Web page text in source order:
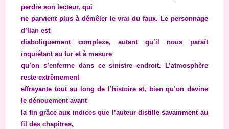
perdre son lecteur, qui
ne parvient plus à démêler le vrai du faux. Le personnage
d’Ilan est
diaboliquement complexe, autant qu’il nous paraît
inquiétant au fur et à mesure
qu’on s’enferme dans ce sinistre endroit. L’atmosphère
reste extrêmement
effrayante tout au long de l’histoire et, bien qu’on devine
le dénouement avant
la fin grâce aux indices que l’auteur distille savamment au
fil des chapitres,